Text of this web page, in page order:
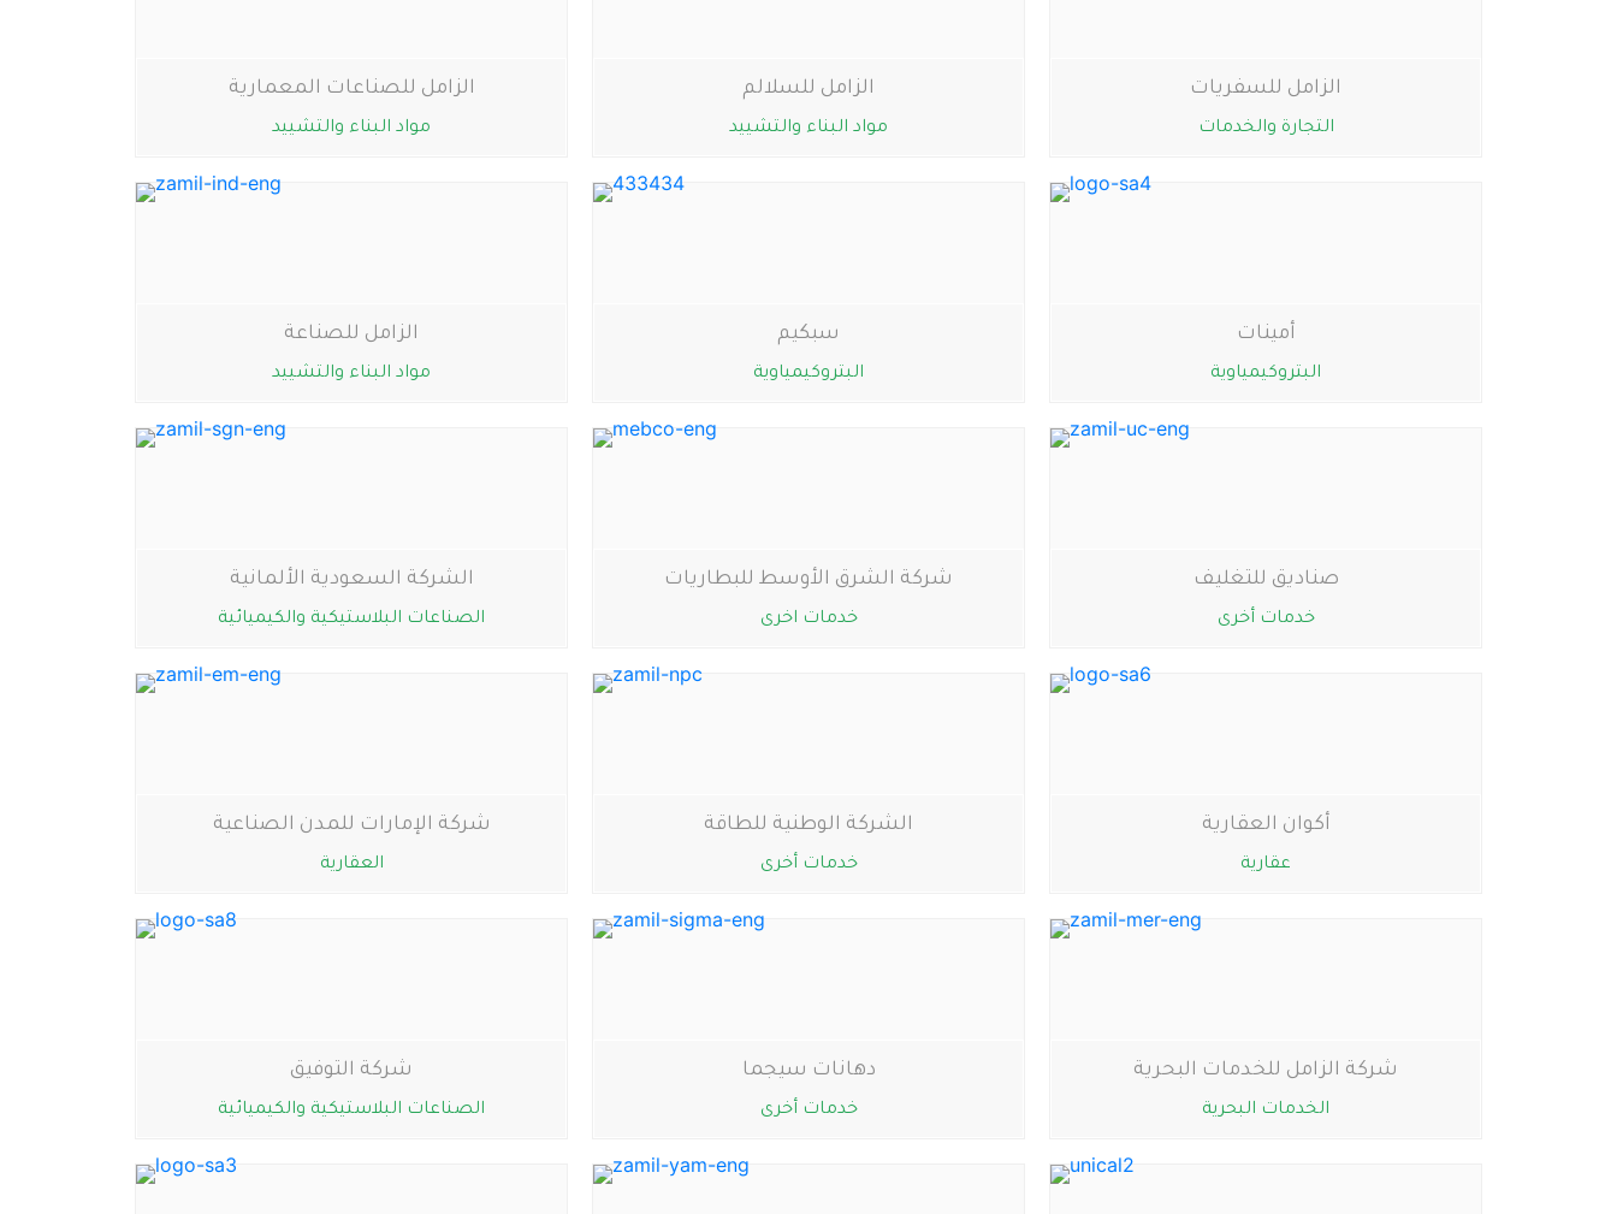
الزامل للصناعات المعمارية
مواد البناء والتشييد
الزامل للسلالم
مواد البناء والتشييد
الزامل للسفريات
التجارة والخدمات
الزامل للصناعة
مواد البناء والتشييد
سبكيم
البتروكيمياوية
أمينات
البتروكيمياوية
الشركة السعودية الألمانية
الصناعات البلاستيكية والكيميائية
شركة الشرق الأوسط للبطاريات
خدمات اخرى
صناديق للتغليف
خدمات أخرى
شركة الإمارات للمدن الصناعية
العقارية
الشركة الوطنية للطاقة
خدمات أخرى
أكوان العقارية
عقارية
شركة التوفيق
الصناعات البلاستيكية والكيميائية
دهانات سيجما
خدمات أخرى
شركة الزامل للخدمات البحرية
الخدمات البحرية